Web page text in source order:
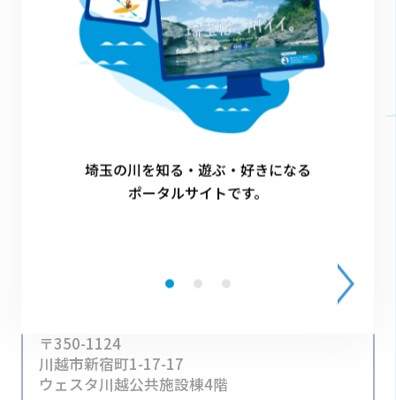
連絡先
中央環境管理事務所
Fax：048-822-5139
〒330-0074
さいたま市浦和区北浦和5-6-5
〒350-1124
川越市新宿町1-17-17
ウェスタ川越公共施設棟4階
埼玉の川を知る・遊ぶ・好きになる
ポータルサイトです。